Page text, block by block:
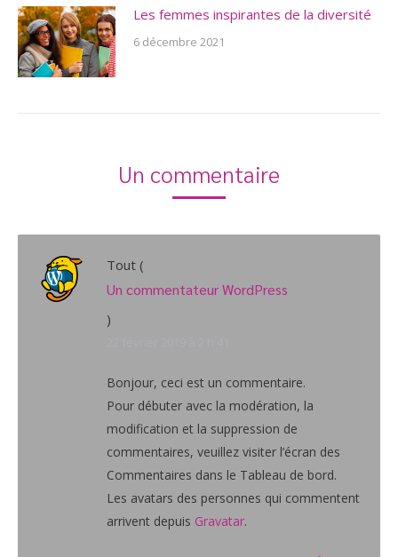
Les femmes inspirantes de la diversité
6 décembre 2021
Un commentaire
Tout (
Un commentateur WordPress
)
Bonjour, ceci est un commentaire.
Pour débuter avec la modération, la
modification et la suppression de
commentaires, veuillez visiter l’écran des
Commentaires dans le Tableau de bord.
Les avatars des personnes qui commentent
arrivent depuis Gravatar.